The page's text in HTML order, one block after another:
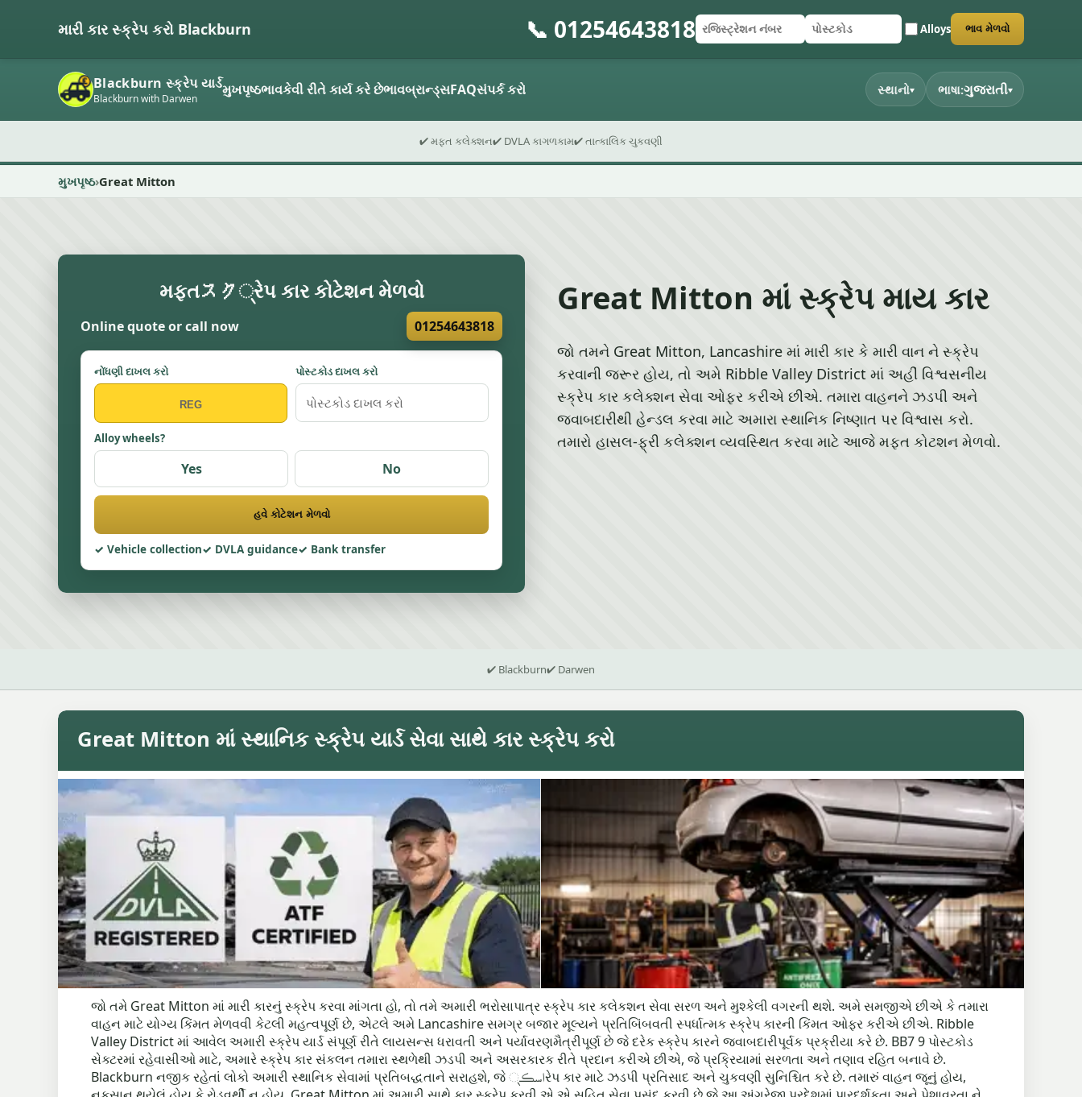
મારી કાર સ્ક્રેપ કરો Blackburn 📞 01254643818રજિસ્ટ્રેશન નંબર
પોસ્ટકોડ Alloys
ફોર્મ સબમિટ કરો ભાવ મેળવો
Blackburn સ્ક્રેપ યાર્ડ
Blackburn with Darwen મુખપૃષ્ઠભાવકેવી રીતે કાર્ય કરે છેભાવબ્રાન્ડ્સFAQસંપર્ક કરો સ્થાનો▾ ભાષા:ગુજરાતી▾
✔ મફત કલેક્શન✔ DVLA કાગળકામ✔ તાત્કાલિક ચુકવણી
મુખપૃષ્ઠ Great Mitton
મફતスク્રેપ કાર કોટેશન મેળવો
Online quote or call now 01254643818
નોંધણી દાખલ કરો પોસ્ટકોડ દાખલ કરો
Alloy wheels?
Yes No
હવે કોટેશન મેળવો
Vehicle collection DVLA guidance Bank transfer
Great Mitton માં સ્ક્રેપ માય કાર
જો તમને Great Mitton, Lancashire માં મારી કાર કે મારી વાન ને સ્ક્રેપ
કરવાની જરૂર હોય, તો અમે Ribble Valley District માં અહીં વિશ્વસનીય
સ્ક્રેપ કાર કલેક્શન સેવા ઓફર કરીએ છીએ. તમારા વાહનને ઝડપી અને
જવાબદારીથી હેન્ડલ કરવા માટે અમારા સ્થાનિક નિષ્ણાત પર વિશ્વાસ કરો.
તમારો હાસલ-ફ્રી કલેક્શન વ્યવસ્થિત કરવા માટે આજે મફત કોટશન મેળવો.
✔ Blackburn✔ Darwen
Great Mitton માં સ્થાનિક સ્ક્રેપ યાર્ડ સેવા સાથે કાર સ્ક્રેપ કરો
જો તમે Great Mitton માં મારી કારનું સ્ક્રેપ કરવા માંગતા હો, તો તમે અમારી ભરોસાપાત્ર સ્ક્રેપ કાર કલેકશન સેવા સરળ અને મુશ્કેલી વગરની થશે. અમે સમજીએ છીએ કે તમારા
વાહન માટે યોગ્ય કિંમત મેળવવી કેટલી મહત્વપૂર્ણ છે, એટલે અમે Lancashire સમગ્ર બજાર મૂલ્યને પ્રતિબિંબવતી સ્પર્ધાત્મક સ્ક્રેપ કારની કિંમત ઓફર કરીએ છીએ. Ribble
Valley District માં આવેલ અમારી સ્ક્રેપ યાર્ડ સંપૂર્ણ રીતે લાયસન્સ ધરાવતી અને પર્યાવરણમૈત્રીપૂર્ણ છે જે દરેક સ્ક્રેપ કારને જવાબદારીપૂર્વક પ્રક્રીયા કરે છે. BB7 9 પોસ્ટકોડ
સેક્ટરમાં રહેવાસીઓ માટે, અમારે સ્ક્રેપ કાર સંકલન તમારા સ્થળેથી ઝડપી અને અસરકારક રીતે પ્રદાન કરીએ છીએ, જે પ્રક્રિયામાં સરળતા અને તણાવ રહિત બનાવે છે.
Blackburn નજીક રહેતાં લોકો અમારી સ્થાનિક સેવામાં પ્રતિબદ્ધતાને સરાહશે, જે اسڪ્રેપ કાર માટે ઝડપી પ્રતિસાદ અને ચુકવણી સુનિશ્ચિત કરે છે. તમારું વાહન જૂનું હોય,